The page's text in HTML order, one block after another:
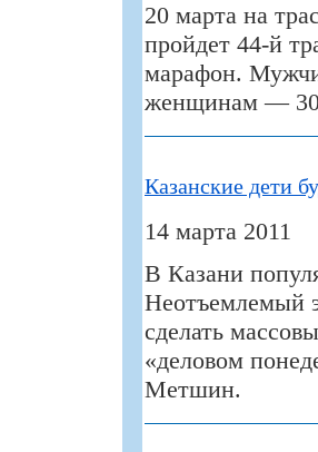
20 марта на
пройдет 44-й
марафон.
женщинам —
Казанские дети
14 марта 2011
В Казани
Неотъемлемый
сделать
«деловом
Метшин.